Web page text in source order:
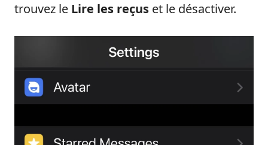
trouvez le Lire les reçus et le désactiver.